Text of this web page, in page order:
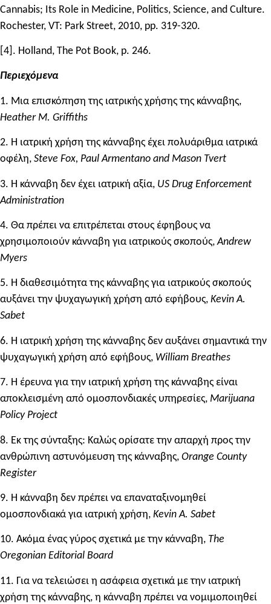
Cannabis; Its Role in Medicine, Politics, Science, and Culture.
Rochester, VT: Park Street, 2010, pp. 319-320.
[4]. Holland, The Pot Book, p. 246.
Περιεχόμενα
1. Μια επισκόπηση της ιατρικής χρήσης της κάνναβης,
Heather M. Griffiths
2. Η ιατρική χρήση της κάνναβης έχει πολυάριθμα ιατρικά
οφέλη, Steve Fox, Paul Armentano and Mason Tvert
3. Η κάνναβη δεν έχει ιατρική αξία, US Drug Enforcement
Administration
4. Θα πρέπει να επιτρέπεται στους έφηβους να
χρησιμοποιούν κάνναβη για ιατρικούς σκοπούς,Andrew
Myers
5. Η διαθεσιμότητα της κάνναβης για ιατρικούς σκοπούς
αυξάνει την ψυχαγωγική χρήση από εφήβους, Kevin A.
Sabet
6. Η ιατρική χρήση της κάνναβης δεν αυξάνει σημαντικά την
ψυχαγωγική χρήση από εφήβους, William Breathes
7. Η έρευνα για την ιατρική χρήση της κάνναβης είναι
αποκλεισμένη από ομοσπονδιακές υπηρεσίες, Marijuana
Policy Project
8. Εκ της σύνταξης: Καλώς ορίσατε την απαρχή προς την
ανθρώπινη αστυνόμευση της κάνναβης, Orange County
Register
9. Η κάνναβη δεν πρέπει να επαναταξινομηθεί
ομοσπονδιακά για ιατρική χρήση, Kevin A. Sabet
10. Ακόμα ένας γύρος σχετικά με την κάνναβη, The
Oregonian Editorial Board
11. Για να τελειώσει η ασάφεια σχετικά με την ιατρική
χρήση της κάνναβης, η κάνναβη πρέπει να νομιμοποιηθεί